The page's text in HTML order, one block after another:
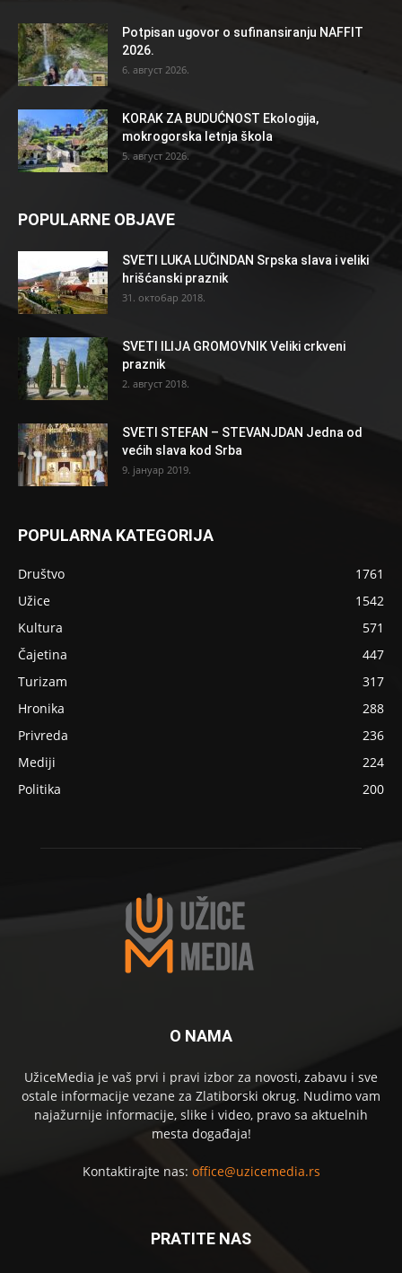
Potpisan ugovor o sufinansiranju NAFFIT
2026.
6. август 2026.
KORAK ZA BUDUĆNOST Ekologija,
mokrogorska letnja škola
5. август 2026.
POPULARNE OBJAVE
SVETI LUKA LUČINDAN Srpska slava i veliki
hrišćanski praznik
31. октобар 2018.
SVETI ILIJA GROMOVNIK Veliki crkveni
praznik
2. август 2018.
SVETI STEFAN – STEVANJDAN Jedna od
većih slava kod Srba
9. јануар 2019.
POPULARNA KATEGORIJA
Društvo
1761
Užice
1542
Kultura
571
Čajetina
447
Turizam
317
Hronika
288
Privreda
236
Mediji
224
Politika
200
O NAMA
UžiceMedia je vaš prvi i pravi izbor za novosti, zabavu i sve
ostale informacije vezane za Zlatiborski okrug. Nudimo vam
najažurnije informacije, slike i video, pravo sa aktuelnih
mesta događaja!
Kontaktirajte nas: office@uzicemedia.rs
PRATITE NAS